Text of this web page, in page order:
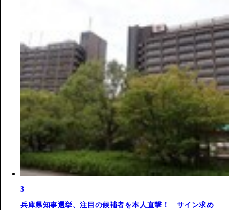
3
兵庫県知事選挙、注目の候補者を本人直撃！ サイン求め